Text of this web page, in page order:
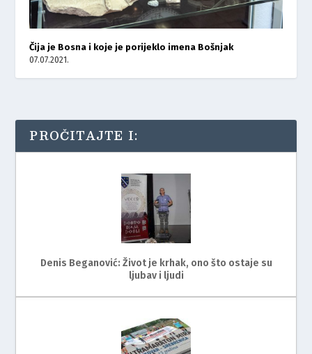
Čija je Bosna i koje je porijeklo imena Bošnjak
07.07.2021.
PROČITAJTE I:
Denis Beganović: Život je krhak, ono što ostaje su
ljubav i ljudi